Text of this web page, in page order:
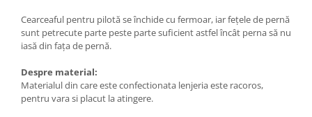
Cearceaful pentru pilotă se închide cu fermoar, iar fețele de pernă
sunt petrecute parte peste parte suficient astfel încât perna să nu
iasă din fața de pernă.
Despre material:
Materialul din care este confectionata lenjeria este racoros,
pentru vara si placut la atingere.